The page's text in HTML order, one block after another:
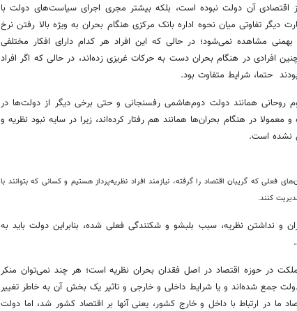
اقتصادی آن دولت نبوده است، بلکه بیشتر مجری اجرای سیاست‌های دولت با
دیگر تفاوتی میان نحوه اداره بانک مرکزی هنگام بحران به ویژه بالا رفتن نرخ
مشاهده نمی‌شود؛ در حالی که این افراد هر کدام دارای افکار مختلفی
افرادی در هنگام بحران دست به حرکات غریزی زده‌اند، در حالی که اگر افراد
حتما، شرایط متفاوت بود.
روحانی همانند دولت دوم‌هاشمی رفسنجانی و حتی برخی دیگر از دولت‌ها در
معمولا در هنگام بحران‌ها همانند هم رفتار کرده‌اند، زیرا در سایه نبود نظریه و
نشده است.
فعلی که گریبان اقتصاد را گرفته، نیازمند افراد نظریه‌پرداز هستیم و کسانی که بتوانند با
کنند.
و نداشتن نظریه، سبب بلبشو و شکنندگی فعلی شده، بنابراین دولت باید به
در حوزه اقتصاد در اصل فقدان بحران نظریه است؛ هر چند نمی‌توان منکر
جمع شده‌اند و یا شرایط داخلی و خارجی و تاثیر یک بخش آن به خاطر تغییر
ما در ارتباط با داخل و خارج کشور، یعنی آنها بر اقتصاد کشور شد، اما دولت